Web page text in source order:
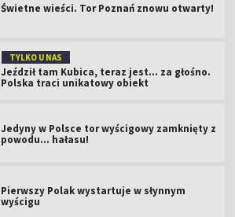
Świetne wieści. Tor Poznań znowu otwarty!
TYLKO U NAS
Jeździł tam Kubica, teraz jest… za głośno.
Polska traci unikatowy obiekt
Jedyny w Polsce tor wyścigowy zamknięty z
powodu... hałasu!
Pierwszy Polak wystartuje w słynnym
wyścigu